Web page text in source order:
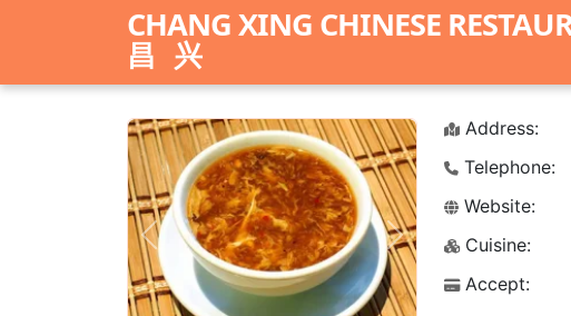
CHANG XING CHINESE
昌兴
Previous Next
Address:
Telephone:
Website:
Cuisine:
Accept: